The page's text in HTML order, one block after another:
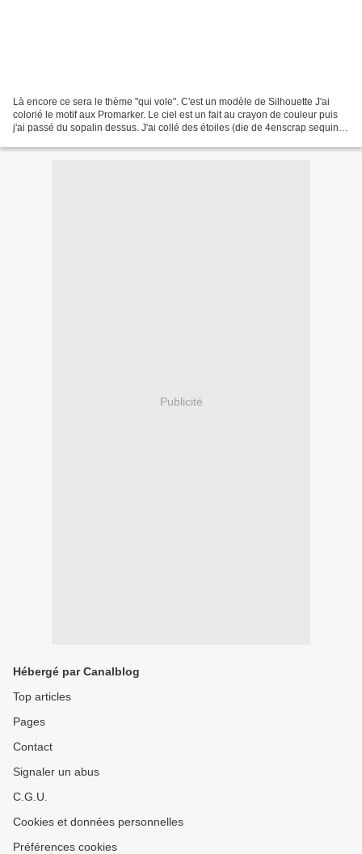
Là encore ce sera le thème "qui vole". C'est un modèle de Silhouette J'ai
colorié le motif aux Promarker. Le ciel est un fait au crayon de couleur puis
j'ai passé du sopalin dessus. J'ai collé des étoiles (die de 4enscrap sequin
Publicité
Hébergé par Canalblog
Top articles
Pages
Contact
Signaler un abus
C.G.U.
Cookies et données personnelles
Préférences cookies